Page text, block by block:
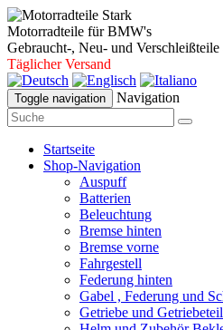
Motorradteile für BMW's
Gebraucht-, Neu- und
Täglicher Versand
Toggle navigation Navigation
Startseite
Shop-Navigation
Auspuff
Batterien
Beleuchtung
Bremse hinten
Bremse vorne
Fahrgestell
Federung hinten
Gabel , Federung und
Getriebe und